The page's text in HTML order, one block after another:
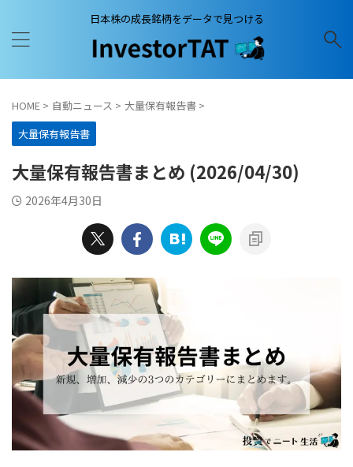
日本株の成長銘柄をデータで見つける
HOME > 自動ニュース > 大量保有報告書 >
大量保有報告書
大量保有報告書まとめ (2026/04/30)
2026年4月30日